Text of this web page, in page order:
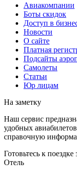
Авиакомпании
Боты скидок
Доступ в
Новости
О сайте
Платная
Подсайты
Самолеты
Статьи
Юр лицам
На заметку
Наш сервис
удобных
справочную
Готовьтесь к поездке
Отель